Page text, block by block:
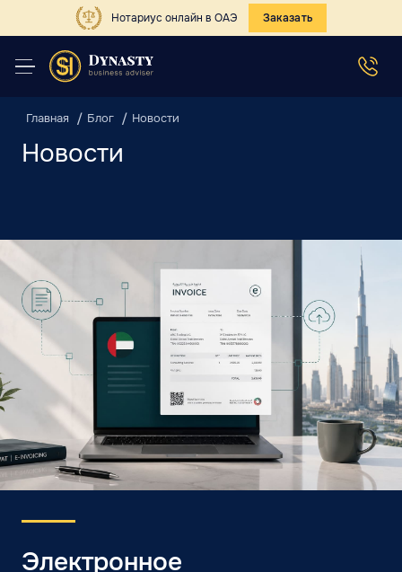
Нотариус онлайн в ОАЭ Заказать
Главная Блог Новости
Новости
Электронное